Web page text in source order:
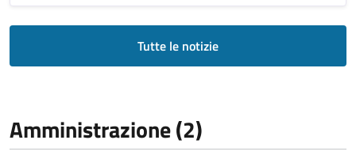
Tutte le notizie
Amministrazione (2)